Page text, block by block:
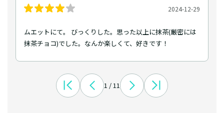
2024-12-29
ムエットにて。 びっくりした。思った以上に抹茶(厳密には
抹茶チョコ)でした。なんか楽しくて、好きです！
1 / 11